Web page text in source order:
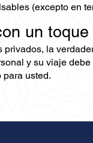
(excepto en
un
la
y su viaje
usted.